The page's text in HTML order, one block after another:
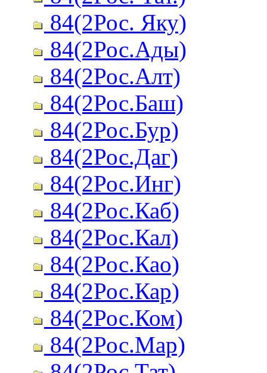
84(2Рос. Яку)
84(2Рос.Ады)
84(2Рос.Алт)
84(2Рос.Баш)
84(2Рос.Бур)
84(2Рос.Даг)
84(2Рос.Инг)
84(2Рос.Каб)
84(2Рос.Кал)
84(2Рос.Као)
84(2Рос.Кар)
84(2Рос.Ком)
84(2Рос.Мар)